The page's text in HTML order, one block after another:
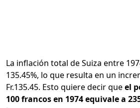
La inflación total de Suiza entre
135.45%, lo que resulta en un
Fr.135.45. Esto quiere decir queel
100 francos en 1974 equivale a